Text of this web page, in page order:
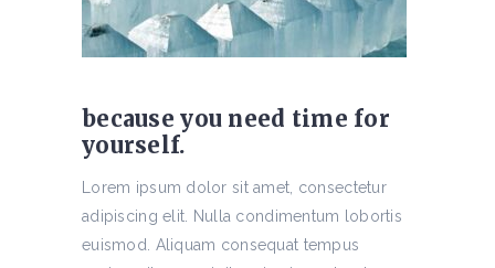
because you need time for
yourself.
Lorem ipsum dolor sit amet, consectetur
adipiscing elit. Nulla condimentum lobortis
euismod. Aliquam consequat tempus